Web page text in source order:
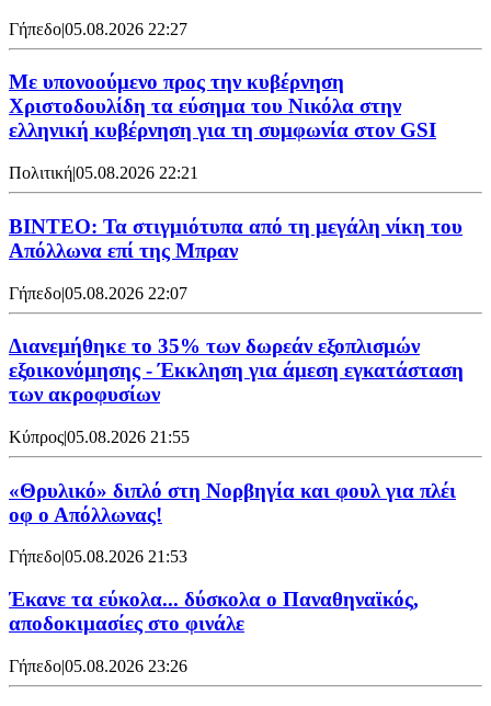
Γήπεδο|05.08.2026 22:27
Με υπονοούμενο προς την κυβέρνηση
Χριστοδουλίδη τα εύσημα του Νικόλα στην
ελληνική κυβέρνηση για τη συμφωνία στον GSI
Πολιτική|05.08.2026 22:21
ΒΙΝΤΕΟ: Τα στιγμιότυπα από τη μεγάλη νίκη του
Απόλλωνα επί της Μπραν
Γήπεδο|05.08.2026 22:07
Διανεμήθηκε το 35% των δωρεάν εξοπλισμών
εξοικονόμησης - Έκκληση για άμεση εγκατάσταση
των ακροφυσίων
Κύπρος|05.08.2026 21:55
«Θρυλικό» διπλό στη Νορβηγία και φουλ για πλέι
οφ ο Απόλλωνας!
Γήπεδο|05.08.2026 21:53
Έκανε τα εύκολα... δύσκολα ο Παναθηναϊκός,
αποδοκιμασίες στο φινάλε
Γήπεδο|05.08.2026 23:26